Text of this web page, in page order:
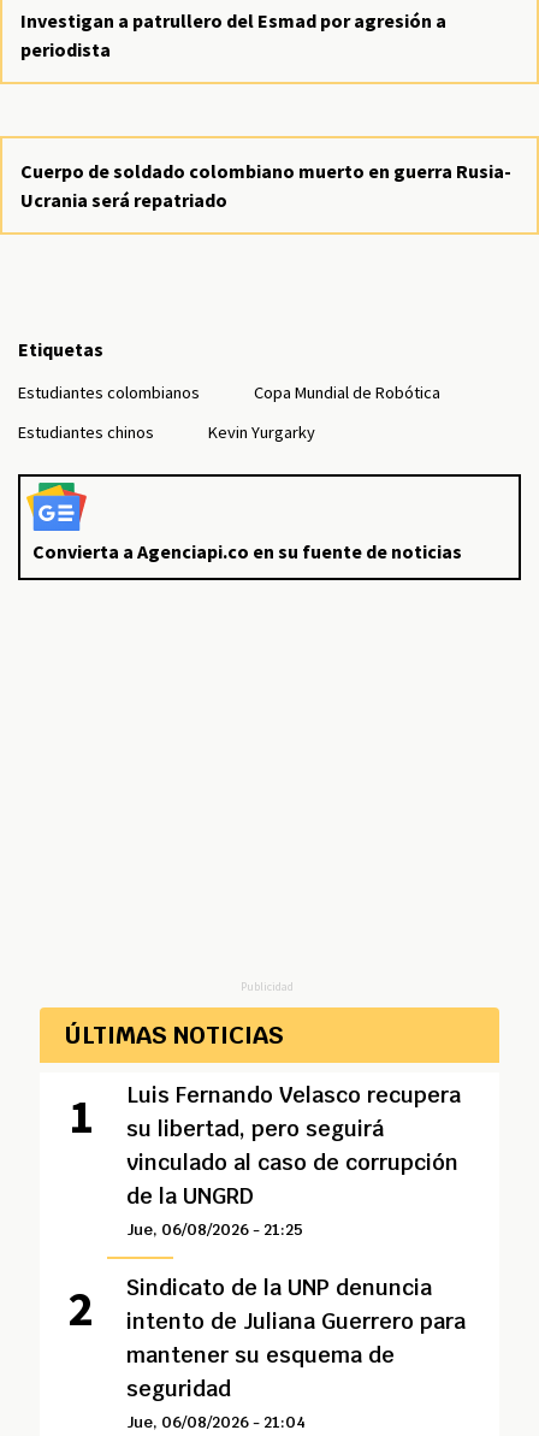
Investigan a patrullero del Esmad por agresión a
periodista
Cuerpo de soldado colombiano muerto en guerra Rusia-
Ucrania será repatriado
Etiquetas
Estudiantes colombianos
Copa Mundial de Robótica
Estudiantes chinos
Kevin Yurgarky
Convierta a Agenciapi.co en su fuente de noticias
Publicidad
ÚLTIMAS NOTICIAS
Luis Fernando Velasco recupera
su libertad, pero seguirá
vinculado al caso de corrupción
de la UNGRD
Jue, 06/08/2026 - 21:25
Sindicato de la UNP denuncia
intento de Juliana Guerrero para
mantener su esquema de
seguridad
Jue, 06/08/2026 - 21:04